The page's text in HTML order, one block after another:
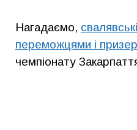
Нагадаємо,
переможцями і
чемпіонату